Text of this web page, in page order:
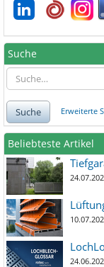
Suche
Suche Erweiterte
Beliebteste Artikel